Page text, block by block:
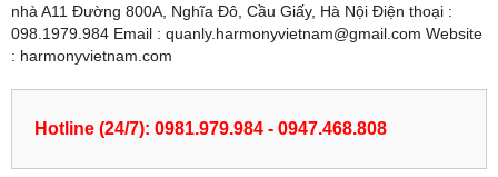
nhà A11 Đường 800A, Nghĩa Đô, Cầu Giấy, Hà Nội Điện thoại :
098.1979.984 Email : quanly.harmonyvietnam@gmail.com Website
: harmonyvietnam.com
Hotline (24/7): 0981.979.984 - 0947.468.808